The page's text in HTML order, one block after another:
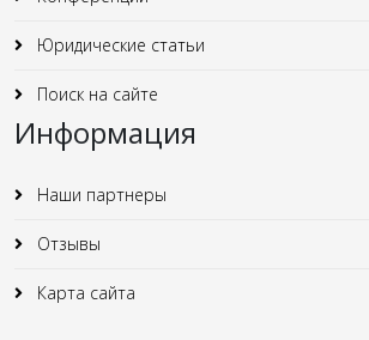
Юридические статьи
Поиск на сайте
Информация
Наши партнеры
Отзывы
Карта сайта